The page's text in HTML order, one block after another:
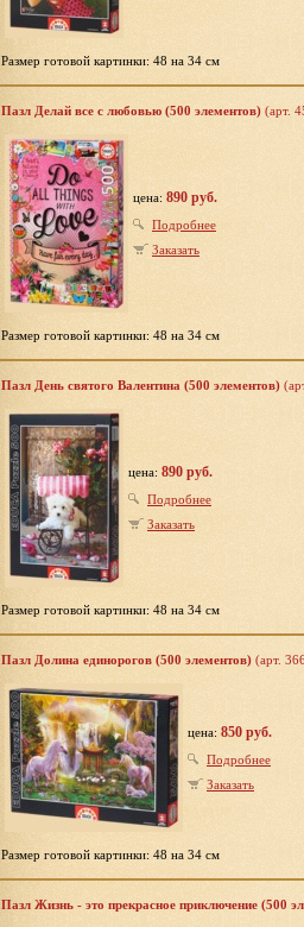
Размер готовой картинки: 48 на 34 см
Пазл Делай все с любовью (500 элементов) (арт.
цена: 890 руб.
Подробнее
Заказать
Размер готовой картинки: 48 на 34 см
Пазл День святого Валентина (500 элементов)
цена: 890 руб.
Подробнее
Заказать
Размер готовой картинки: 48 на 34 см
Пазл Долина единорогов (500 элементов) (арт.
цена: 850 руб.
Подробнее
Заказать
Размер готовой картинки: 48 на 34 см
Пазл Жизнь - это прекрасное приключение (500